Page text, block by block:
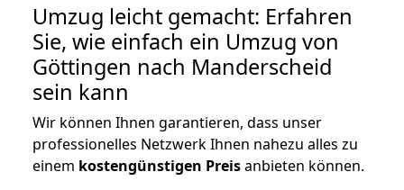
Umzug leicht gemacht: Erfahren
Sie, wie einfach ein Umzug von
Göttingen nach Manderscheid
sein kann
Wir können Ihnen garantieren, dass unser
professionelles Netzwerk Ihnen nahezu alles zu
einem kostengünstigen Preisanbieten können.